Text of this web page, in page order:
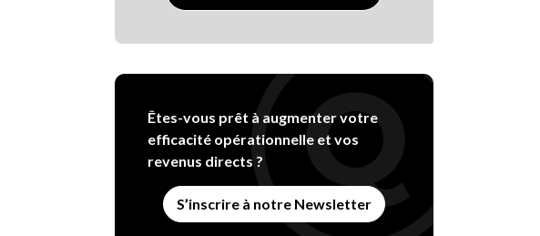
Êtes-vous prêt à augmenter votre
efficacité opérationnelle et vos
revenus directs ?
S’inscrire à notre Newsletter